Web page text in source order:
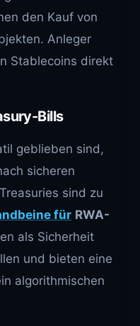
den Kauf von
Anleger
Stablecoins direkt
Bills
geblieben sind,
sicheren
sind zu
für RWA-
als Sicherheit
und bieten eine
algorithmischen